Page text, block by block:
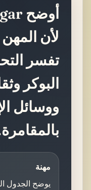
لأن المهن
تفسر
البوكر
ووسائل
مهنة
يوضح الجدول